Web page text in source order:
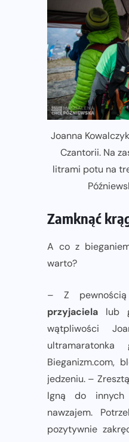
Joanna
Czantorii. Na
litrami potu na
Zamknąć
A co z
warto?
– Z pewnością
przyjaciela lub
wątpliwości
Bieganizm.com,
jedzeniu. –
lgną do
nawzajem.
pozytywnie